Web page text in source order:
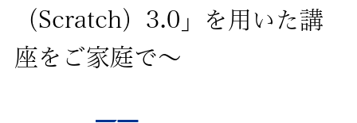
（Scratch）3.0」を用いた講
座をご家庭で～